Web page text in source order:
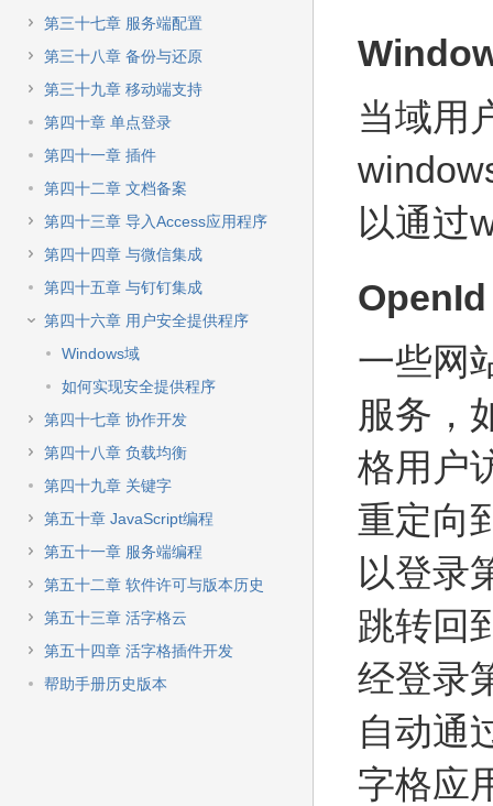
第三十七章 服务端配置
第三十八章 备份与还原
第三十九章 移动端支持
第四十章 单点登录
第四十一章 插件
第四十二章 文档备案
第四十三章 导入Access应用程序
第四十四章 与微信集成
第四十五章 与钉钉集成
第四十六章 用户安全提供程序
Windows域
如何实现安全提供程序
第四十七章 协作开发
第四十八章 负载均衡
第四十九章 关键字
第五十章 JavaScript编程
第五十一章 服务端编程
第五十二章 软件许可与版本历史
第五十三章 活字格云
第五十四章 活字格插件开发
帮助手册历史版本
当域用
以通过
OpenId
一些网
服务，
格用户
重定向
以登录
跳转回
经登录
自动通
字格应